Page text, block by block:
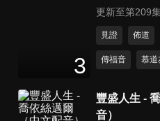
3
更新至第209
見證 佈道
傳福音 慕道
豐盛人生 -
音）